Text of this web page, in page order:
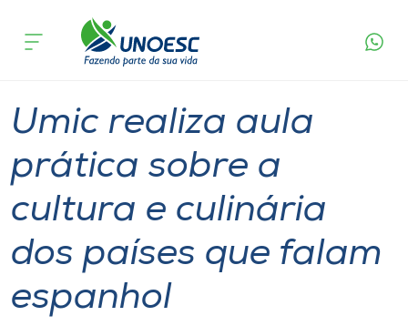
Cursos
Pesquisa
Atendimento ao Estudante
Portal de Ensino
acontece
Umic realiza aula
prática sobre a
cultura e culinária
dos países que falam
espanhol